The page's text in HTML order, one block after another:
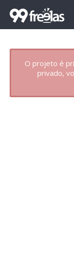
O projeto é
privado,